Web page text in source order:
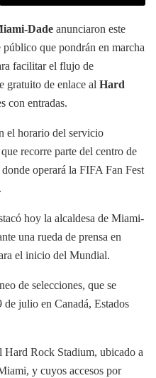
Dade anunciaron este
que pondrán en marcha
facilitar el flujo de
gratuito de enlace al Hard
con entradas.
el horario del servicio
recorre parte del centro de
operará la FIFA Fan Fest
hoy la alcaldesa de Miami-
una rueda de prensa en
el inicio del Mundial.
de selecciones, que se
julio en Canadá, Estados
Hard Rock Stadium, ubicado a
y cuyos accesos por